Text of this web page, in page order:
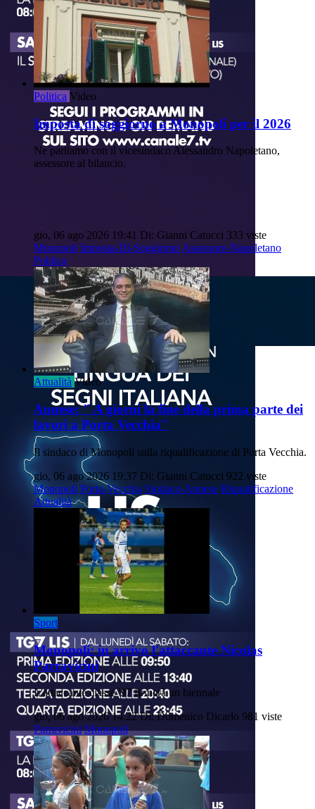
Politica Video
Imposta di soggiorno a Monopoli per il 2026
Ne parliamo con il vicesindaco Alessandro Napoletano,
assessore al bilancio.
gio, 06 ago 2026 19:41 Di: Gianni Catucci 333 viste
Monopoli Imposta-Di-SoggiornoAssessore-Napoletano
Politica
Attualità Video
Annese: " A giorni la fine della prima parte dei
lavori a Porta Vecchia"
Il sindaco di Monopoli sulla riqualificazione di Porta Vecchia.
gio, 06 ago 2026 19:37 Di: Gianni Catucci 922 viste
Monopoli Porta-Vecchia Sindaco-Annese Riqualificazione
Attualità
Sport
Monopoli: in arrivo l'attaccante Nicolas
Parravicini
L'attaccante classe '97 firmerà un biennale
gio, 06 ago 2026 14:22 Di: Domenico Dicarlo 981 viste
Parravicini Monopoli